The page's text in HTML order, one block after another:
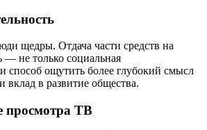
щедры. Отдача части средств на
— не только социальная
способ ощутить более глубокий смысл
вклад в развитие общества.
просмотра ТВ